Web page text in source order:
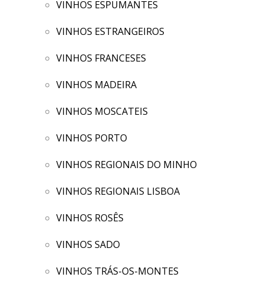
VINHOS ESPUMANTES
VINHOS ESTRANGEIROS
VINHOS FRANCESES
VINHOS MADEIRA
VINHOS MOSCATEIS
VINHOS PORTO
VINHOS REGIONAIS DO MINHO
VINHOS REGIONAIS LISBOA
VINHOS ROSÊS
VINHOS SADO
VINHOS TRÁS-OS-MONTES